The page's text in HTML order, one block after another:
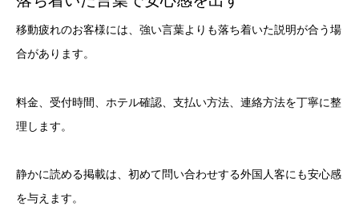
移動疲れのお客様には、強い言葉よりも落ち着いた説明が合う場
合があります。
料金、受付時間、ホテル確認、支払い方法、連絡方法を丁寧に整
理します。
静かに読める掲載は、初めて問い合わせする外国人客にも安心感
を与えます。